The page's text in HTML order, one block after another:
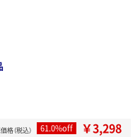
格（税込） 61.0%off ￥3,298